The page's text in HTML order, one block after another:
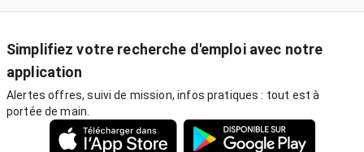
Simplifiez votre recherche d'emploi avec notre
application
Alertes offres, suivi de mission, infos pratiques : tout est à
portée de main.